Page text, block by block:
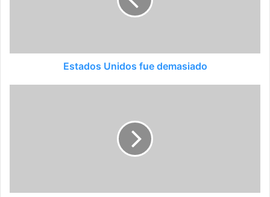
Estados Unidos fue demasiado